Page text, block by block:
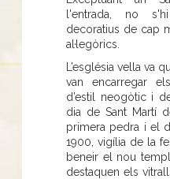
l'entrada, no
decoratius de cap
al·legòrics.
L’església vella va
van encarregar
d’estil neogòtic i
dia de Sant Martí
primera pedra i el
1900, vigília de la
beneir el nou
destaquen els